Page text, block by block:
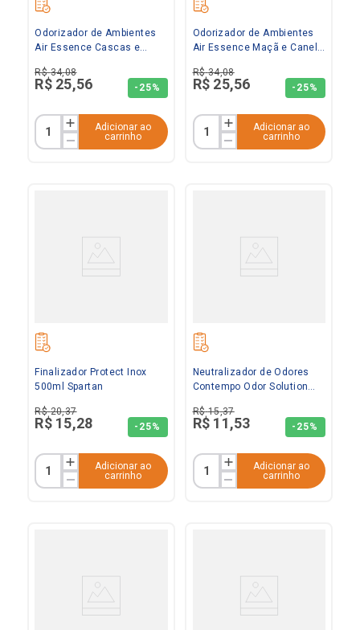
Odorizador de Ambientes
Air Essence Cascas e
R$ 34,08
R$ 25,56 - 25%
Adicionar ao
carrinho
Odorizador de Ambientes
Air Essence Maçã e Canela
R$ 34,08
R$ 25,56 - 25%
Adicionar ao
carrinho
Finalizador Protect Inox
500ml Spartan
R$ 20,37
R$ 15,28 - 25%
Adicionar ao
carrinho
Neutralizador de Odores
Contempo Odor Solution
R$ 15,37
R$ 11,53 - 25%
Adicionar ao
carrinho